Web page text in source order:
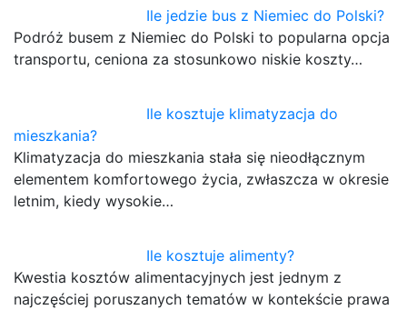
Ile jedzie bus z Niemiec do Polski?
Podróż busem z Niemiec do Polski to popularna opcja
transportu, ceniona za stosunkowo niskie koszty…
Ile kosztuje klimatyzacja do
mieszkania?
Klimatyzacja do mieszkania stała się nieodłącznym
elementem komfortowego życia, zwłaszcza w okresie
letnim, kiedy wysokie…
Ile kosztuje alimenty?
Kwestia kosztów alimentacyjnych jest jednym z
najczęściej poruszanych tematów w kontekście prawa